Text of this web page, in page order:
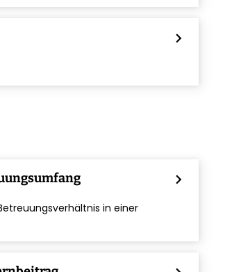
chevron_right
chevron_right
in einer